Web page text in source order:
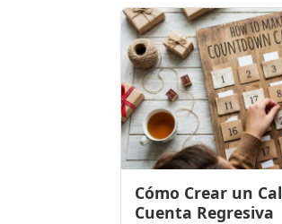
Cómo Crear un
Cuenta Regresiva